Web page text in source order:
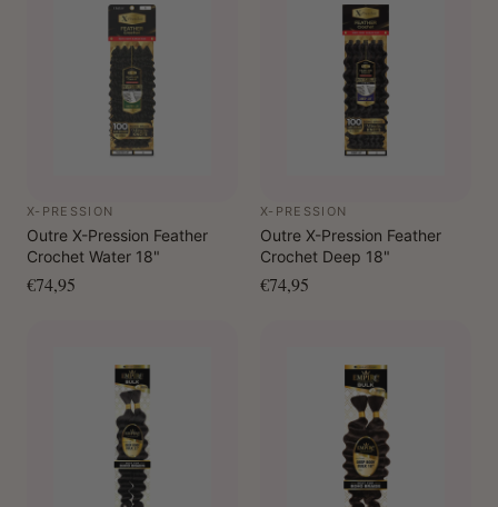
X-PRESSION
Outre X-Pression Feather
Crochet Water 18"
€74,95
X-PRESSION
Outre X-Pression Feather
Crochet Deep 18"
€74,95